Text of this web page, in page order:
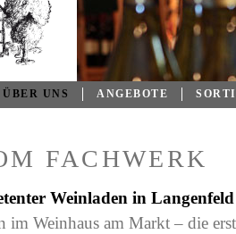
ÜBER UNS ANGEBOTE
FACHWERK
Weinladen in Langenfeld
Weinhaus am Markt – die